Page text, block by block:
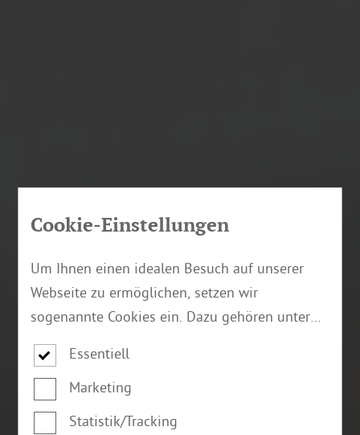
Cookie-Einstellungen
Um Ihnen einen idealen Besuch auf unserer
Webseite zu ermöglichen, setzen wir
sogenannte Cookies ein. Dazu gehören unter
anderem Cookies, die für die Steuerung und
den reibungslosen Betrieb unserer
kommerziellen Unternehmensseite notwendig
sind. Zusätzlich verwenden wir Cookies zur
Essentiell
Marketing
Statistik/Tracking